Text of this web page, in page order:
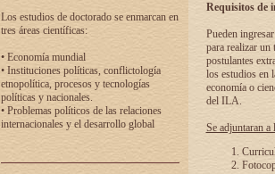
Los estudios de doctorado se enmarcan en
tres áreas científicas:
• Economía mundial
• Instituciones políticas, conflictología
etnopolítica, procesos y tecnologías
políticas y nacionales.
• Problemas políticos de las relaciones
internacionales y el desarrollo global
Requisitos de
Pueden
para realizar un
postulantes
los estudios en
economía o
del ILA.
Se adjuntaran a